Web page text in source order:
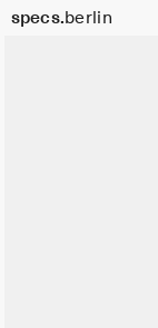
specs.berlin
Warenkorb
Größe
51